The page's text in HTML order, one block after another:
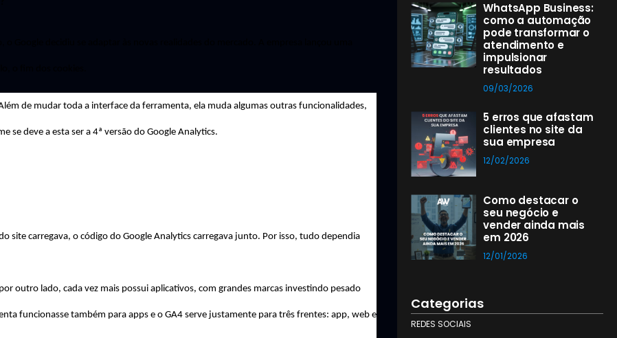
de mudar toda a interface da ferramenta, ela muda algumas outras funcionalidades,
se deve a esta ser a 4ª versão do Google Analytics.
site carregava, o código do Google Analytics carregava junto. Por isso, tudo dependia
outro lado, cada vez mais possui aplicativos, com grandes marcas investindo pesado
funcionasse também para apps e o GA4 serve justamente para três frentes: app, web e
WhatsApp Business:
como a automação
pode transformar o
atendimento e
impulsionar
resultados
09/03/2026
5 erros que afastam
clientes no site da
sua empresa
12/02/2026
Como destacar o
seu negócio e
vender ainda mais
em 2026
12/01/2026
Categorias
REDES SOCIAIS